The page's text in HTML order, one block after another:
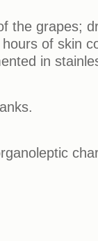
the grapes;
of skin
in